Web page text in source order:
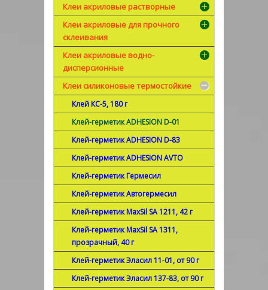
Клеи акриловые растворные
Клеи акриловые для прочного
склеивания
Клеи акриловые водно-
дисперсионные
Клеи силиконовые термостойкие
Клей КС-5, 180 г
Клей-герметик ADHESION D-01
Клей-герметик ADHESION D-83
Клей-герметик ADHESION AVTO
Клей-герметик Гермесил
Клей-герметик Автогермесил
Клей-герметик MaxSil SA 1211, 42 г
Клей-герметик MaxSil SA 1311,
прозрачный, 40 г
Клей-герметик Эласил 11-01, от 90 г
Клей-герметик Эласил 137-83, от 90 г